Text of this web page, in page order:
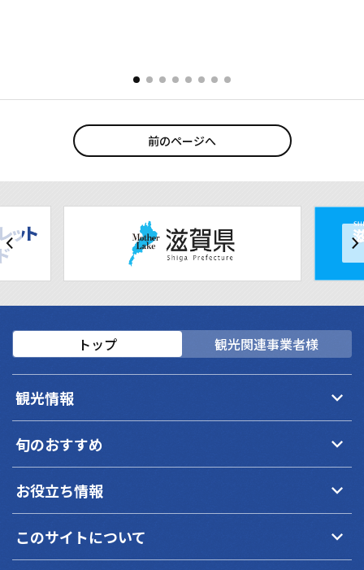
前のページへ
トップ 観光関連事業者様
観光情報 keyboard_arrow_down
旬のおすすめ keyboard_arrow_down
お役立ち情報 keyboard_arrow_down
このサイトについて keyboard_arrow_down